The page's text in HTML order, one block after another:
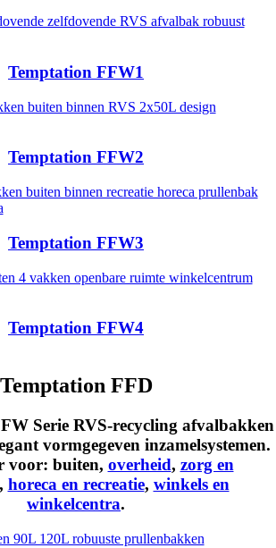
Temptation FFW1
Temptation FFW2
Temptation FFW3
Temptation FFW4
Temptation FFD
Serie RVS-recycling afvalbakken
vormgegeven inzamelsystemen.
voor: buiten, overheid, zorg en
horeca en recreatie, winkels en
winkelcentra.